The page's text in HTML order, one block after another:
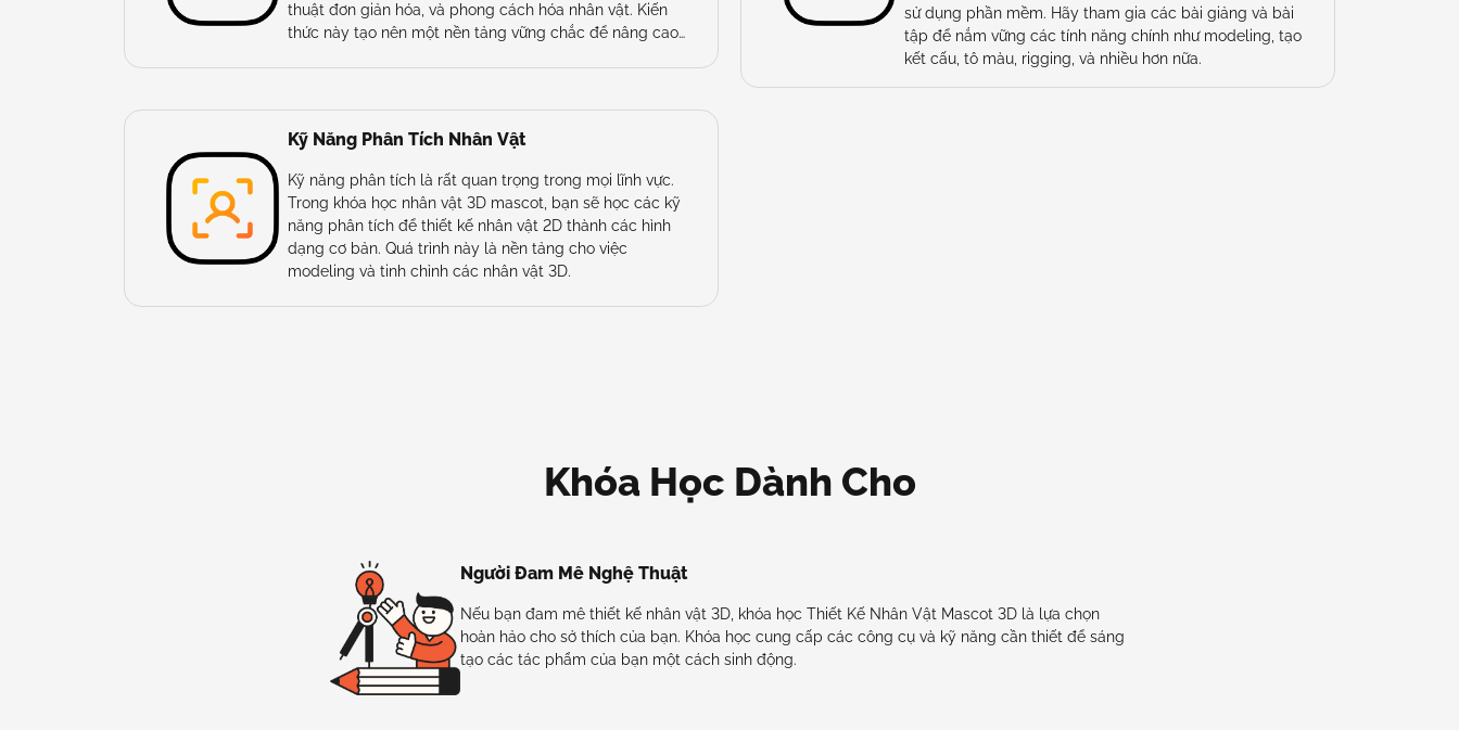
thuật đơn giản hóa, và phong cách hóa nhân vật. Kiến
thức này tạo nên một nền tảng vững chắc để nâng cao
sử dụng phần mềm. Hãy tham gia các bài giảng và bài
tập để nắm vững các tính năng chính như modeling, tạo
kết cấu, tô màu, rigging, và nhiều hơn nữa.
Kỹ Năng Phân Tích Nhân Vật
Kỹ năng phân tích là rất quan trọng trong mọi lĩnh vực.
Trong khóa học nhân vật 3D mascot, bạn sẽ học các kỹ
năng phân tích để thiết kế nhân vật 2D thành các hình
dạng cơ bản. Quá trình này là nền tảng cho việc
modeling và tinh chỉnh các nhân vật 3D.
Khóa Học Dành Cho
Người Đam Mê Nghệ Thuật
Nếu bạn đam mê thiết kế nhân vật 3D, khóa học Thiết Kế Nhân Vật Mascot 3D là lựa chọn
hoàn hảo cho sở thích của bạn. Khóa học cung cấp các công cụ và kỹ năng cần thiết để sáng
tạo các tác phẩm của bạn một cách sinh động.